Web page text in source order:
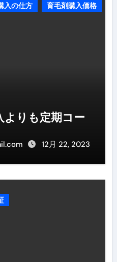
入の仕方
育毛剤購入価格
よりも定期コー
12月 22, 2023